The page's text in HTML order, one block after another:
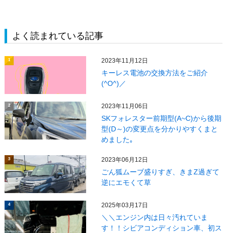
よく読まれている記事
1 2023年11月12日
キーレス電池の交換方法をご紹介
(^O^)／
2 2023年11月06日
SKフォレスター前期型(A~C)から後期
型(D～)の変更点を分かりやすくまと
めました｡
3 2023年06月12日
ごん狐ムーブ盛りすぎ、きまZ過ぎて
逆にエモくて草
4 2025年03月17日
＼＼エンジン内は日々汚れていま
す！！シビアコンディション車、初ス